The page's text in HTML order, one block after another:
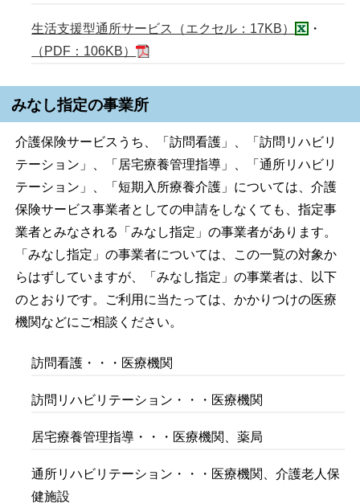
生活支援型通所サービス（エクセル：17KB）
・
（PDF：106KB）
みなし指定の事業所
介護保険サービスうち、「訪問看護」、「訪問リハビリ
テーション」、「居宅療養管理指導」、「通所リハビリ
テーション」、「短期入所療養介護」については、介護
保険サービス事業者としての申請をしなくても、指定事
業者とみなされる「みなし指定」の事業者があります。
「みなし指定」の事業者については、この一覧の対象か
らはずしていますが、「みなし指定」の事業者は、以下
のとおりです。ご利用に当たっては、かかりつけの医療
機関などにご相談ください。
訪問看護・・・医療機関
訪問リハビリテーション・・・医療機関
居宅療養管理指導・・・医療機関、薬局
通所リハビリテーション・・・医療機関、介護老人保
健施設